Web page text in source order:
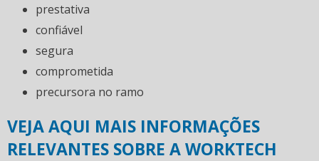
prestativa
confiável
segura
comprometida
precursora no ramo
VEJA AQUI MAIS INFORMAÇÕES
RELEVANTES SOBRE A WORKTECH